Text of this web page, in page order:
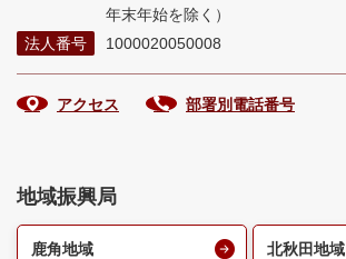
年末年始を除く）
法人番号
1000020050008
アクセス 部署別電話番号
地域振興局
鹿角地域 北秋田地域